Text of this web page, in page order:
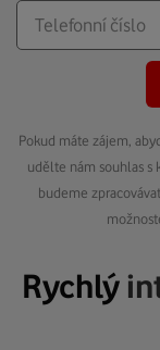
Pokud máte zájem,
udělte nám souhlas
budeme
Rychlý